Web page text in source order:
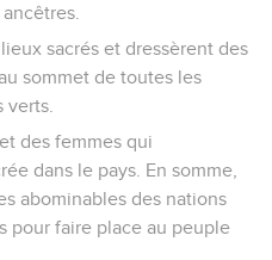
sacrés et dressèrent des
sommet de toutes les
verts.
des femmes qui
dans le pays. En somme,
abominables des nations
pour faire place au peuple